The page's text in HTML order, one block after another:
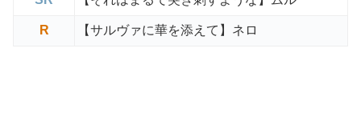
R 【サルヴァに華を添えて】ネロ